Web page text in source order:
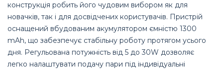
конструкція робить його чудовим вибором як для
новачків, так і для досвідчених користувачів. Пристрій
оснащений вбудованим акумулятором ємністю 1300
mAh, що забезпечує стабільну роботу протягом усього
дня. Регульована потужність від 5 до 30W дозволяє
легко налаштувати подачу пари під індивідуальні